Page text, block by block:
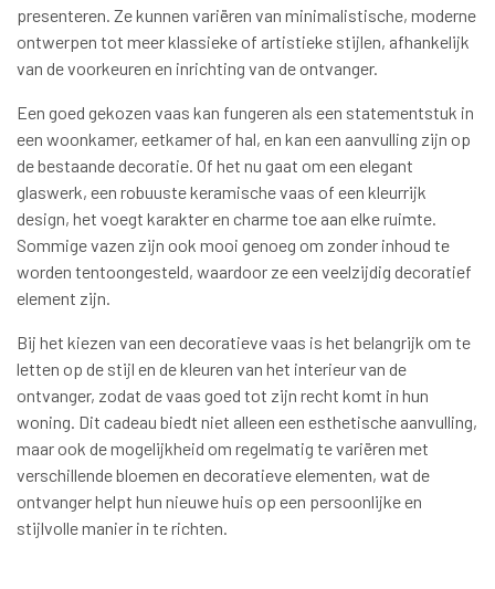
presenteren. Ze kunnen variëren van minimalistische, moderne
ontwerpen tot meer klassieke of artistieke stijlen, afhankelijk
van de voorkeuren en inrichting van de ontvanger.
Een goed gekozen vaas kan fungeren als een statementstuk in
een woonkamer, eetkamer of hal, en kan een aanvulling zijn op
de bestaande decoratie. Of het nu gaat om een elegant
glaswerk, een robuuste keramische vaas of een kleurrijk
design, het voegt karakter en charme toe aan elke ruimte.
Sommige vazen zijn ook mooi genoeg om zonder inhoud te
worden tentoongesteld, waardoor ze een veelzijdig decoratief
element zijn.
Bij het kiezen van een decoratieve vaas is het belangrijk om te
letten op de stijl en de kleuren van het interieur van de
ontvanger, zodat de vaas goed tot zijn recht komt in hun
woning. Dit cadeau biedt niet alleen een esthetische aanvulling,
maar ook de mogelijkheid om regelmatig te variëren met
verschillende bloemen en decoratieve elementen, wat de
ontvanger helpt hun nieuwe huis op een persoonlijke en
stijlvolle manier in te richten.